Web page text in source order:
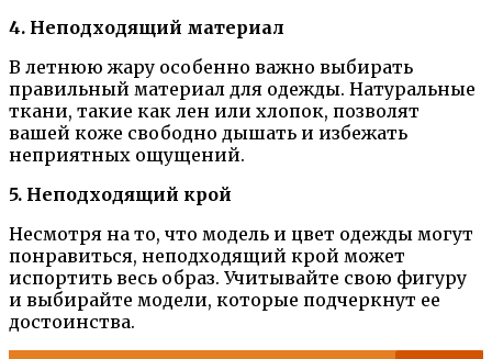
4. Неподходящий материал
В летнюю жару особенно важно выбирать
правильный материал для одежды. Натуральные
ткани, такие как лен или хлопок, позволят
вашей коже свободно дышать и избежать
неприятных ощущений.
5. Неподходящий крой
Несмотря на то, что модель и цвет одежды могут
понравиться, неподходящий крой может
испортить весь образ. Учитывайте свою фигуру
и выбирайте модели, которые подчеркнут ее
достоинства.